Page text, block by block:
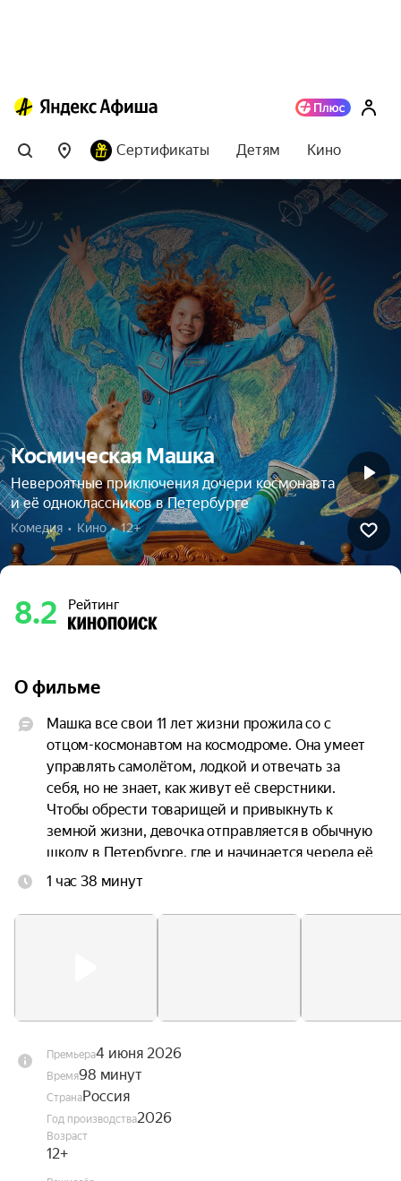
Сертификаты Детям Кино
Космическая Машка
Невероятные приключения дочери космонавта
и её одноклассников в Петербурге
Комедия  •  Кино  •  12+
8.2 Рейтинг
О фильме
Машка все свои 11 лет жизни прожила со с
отцом-космонавтом на космодроме. Она умеет
управлять самолётом, лодкой и отвечать за
себя, но не знает, как живут её сверстники.
Чтобы обрести товарищей и привыкнуть к
земной жизни, девочка отправляется в обычную
школу в Петербурге, где и начинается череда её
невероятных приключений.
1 час 38 минут
Премьера4 июня 2026
Время98 минут
СтранаРоссия
Год производства2026
Возраст
12+